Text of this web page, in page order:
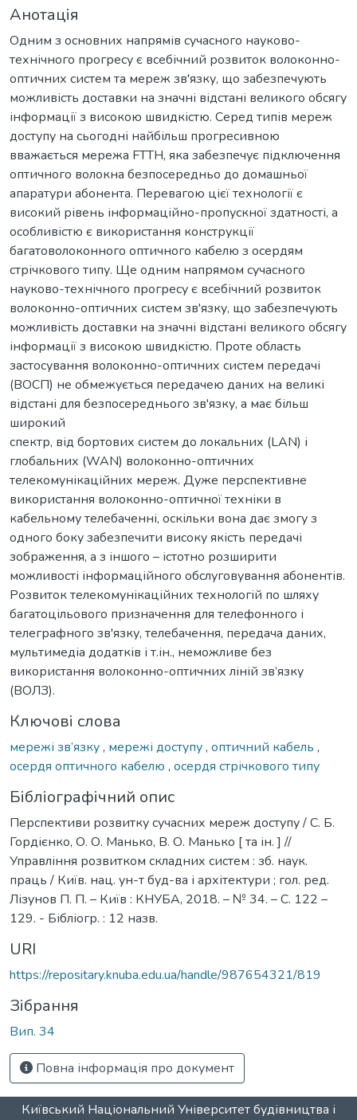
Анотація
Одним з основних напрямів сучасного науково-
технічного прогресу є всебічний розвиток волоконно-
оптичних систем та мереж зв'язку, що забезпечують
можливість доставки на значні відстані великого обсягу
інформації з високою швидкістю. Серед типів мереж
доступу на сьогодні найбільш прогресивною
вважається мережа FTTH, яка забезпечує підключення
оптичного волокна безпосередньо до домашньої
апаратури абонента. Перевагою цієї технології є
високий рівень інформаційно-пропускної здатності, а
особливістю є використання конструкції
багатоволоконного оптичного кабелю з осердям
стрічкового типу. Ще одним напрямом сучасного
науково-технічного прогресу є всебічний розвиток
волоконно-оптичних систем зв'язку, що забезпечують
можливість доставки на значні відстані великого обсягу
інформації з високою швидкістю. Проте область
застосування волоконно-оптичних систем передачі
(ВОСП) не обмежується передачею даних на великі
відстані для безпосереднього зв'язку, а має більш
широкий
спектр, від бортових систем до локальних (LAN) і
глобальних (WAN) волоконно-оптичних
телекомунікаційних мереж. Дуже перспективне
використання волоконно-оптичної техніки в
кабельному телебаченні, оскільки вона дає змогу з
одного боку забезпечити високу якість передачі
зображення, а з іншого – істотно розширити
можливості інформаційного обслуговування абонентів.
Розвиток телекомунікаційних технологій по шляху
багатоцільового призначення для телефонного і
телеграфного зв'язку, телебачення, передача даних,
мультимедіа додатків і т.ін., неможливе без
використання волоконно-оптичних ліній зв’язку
(ВОЛЗ).
Ключові слова
мережі зв’язку, мережі доступу, оптичний кабель ,
осердя оптичного кабелю , осердя стрічкового типу
Бібліографічний опис
Перспективи розвитку сучасних мереж доступу / С. Б.
Гордієнко, О. О. Манько, В. О. Манько [ та ін. ] //
Управління розвитком складних систем : зб. наук.
праць / Київ. нац. ун-т буд-ва і архітектури ; гол. ред.
Лізунов П. П. – Київ : КНУБА, 2018. – № 34. – С. 122 –
129. - Бібліогр. : 12 назв.
URI
https://repositary.knuba.edu.ua/handle/987654321/819
Зібрання
Вип. 34
Повна інформація про документ
Київський Національний Університет будівництва і